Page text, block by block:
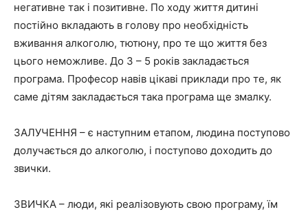
негативне так і позитивне. По ходу життя дитині
постійно вкладають в голову про необхідність
вживання алкоголю, тютюну, про те що життя без
цього неможливе. До 3 – 5 років закладається
програма. Професор навів цікаві приклади про те, як
саме дітям закладається така програма ще змалку.
ЗАЛУЧЕННЯ – є наступним етапом, людина поступово
долучається до алкоголю, і поступово доходить до
звички.
ЗВИЧКА – люди, які реалізовують свою програму, їм